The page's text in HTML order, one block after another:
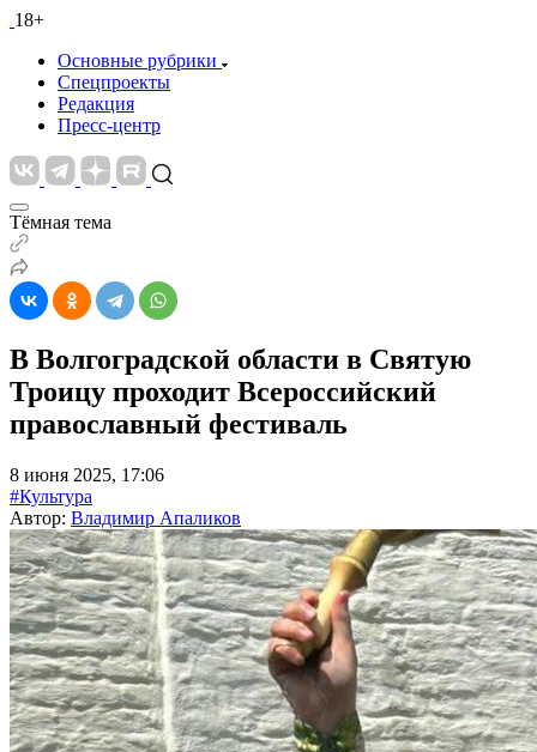
18+
Основные рубрики
Спецпроекты
Редакция
Пресс-центр
Тёмная тема
В Волгоградской области в Святую
Троицу проходит Всероссийский
православный фестиваль
8 июня 2025, 17:06
#Культура
Автор: Владимир Апаликов